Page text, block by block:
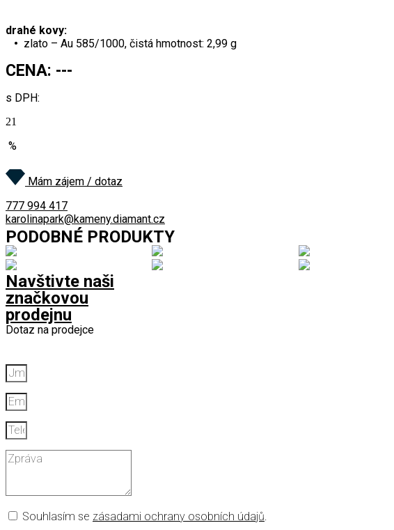
drahé kovy:
• zlato – Au 585/1000, čistá hmotnost: 2,99 g
CENA: ---
s DPH:
21
%
Mám zájem / dotaz
777 994 417
karolinapark@kameny.diamant.cz
PODOBNÉ PRODUKTY
Navštivte naši
značkovou
prodejnu
Dotaz na prodejce
Souhlasím se zásadami ochrany osobních údajů.